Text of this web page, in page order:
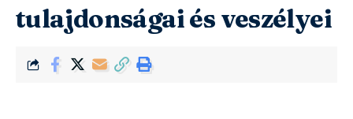
tulajdonságai és veszélyei